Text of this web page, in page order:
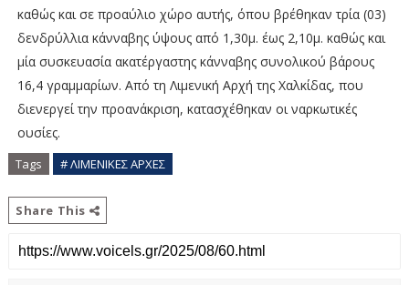
καθώς και σε προαύλιο χώρο αυτής, όπου βρέθηκαν τρία (03)
δενδρύλλια κάνναβης ύψους από 1,30μ. έως 2,10μ. καθώς και
μία συσκευασία ακατέργαστης κάνναβης συνολικού βάρους
16,4 γραμμαρίων. Από τη Λιμενική Αρχή της Χαλκίδας, που
διενεργεί την προανάκριση, κατασχέθηκαν οι ναρκωτικές
ουσίες.
Tags # ΛΙΜΕΝΙΚΕΣ ΑΡΧΕΣ
Share This